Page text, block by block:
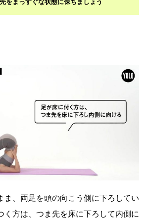
をまっすぐな状態に保ちましょう
ま、両足を頭の向こう側に下ろしてい
く方は、つま先を床に下ろして内側に